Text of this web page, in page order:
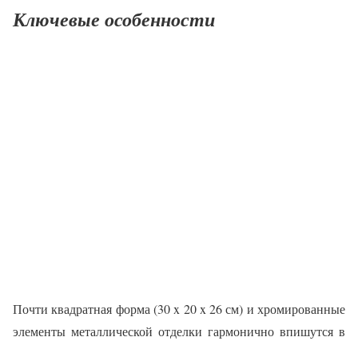
Ключевые особенности
Почти квадратная форма (30 x 20 x 26 см) и хромированные
элементы металлической отделки гармонично впишутся в